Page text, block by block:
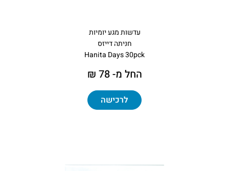
עדשות מגע יומיות
חניתה דייזס
Hanita Days 30pck
החל מ- 78 ₪
לרכישה